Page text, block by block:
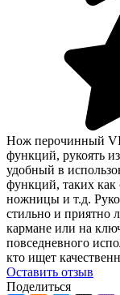
Нож перочинный
функций, рукоять
удобный в
функций, таких как
ножницы и т.д.
стильно и приятно
кармане или на
повседневного
кто ищет
Оcтавить отзыв
Поделиться